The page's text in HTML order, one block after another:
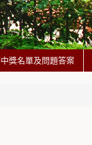
獎名單及問題答案